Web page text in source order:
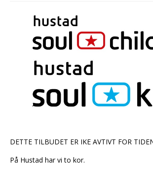
GRAVPLASSENE
RÅDENE I HUSTADVIKA
KIRKENE VÅRE
DETTE TILBUDET ER IKE AVTIVT FOR
På Hustad har vi to kor.